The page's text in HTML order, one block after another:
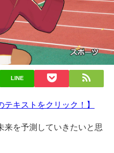
LINE
キストをクリック！】
を予測していきたいと思